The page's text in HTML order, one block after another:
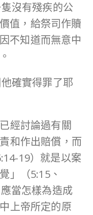
沒有殘疾的公
值，給祭司作贖
不知道而無意中
確實得罪了耶
經討論過有關
和作出賠償，而
19）就是以案
」（5:15、
當怎樣為造成
上帝所定的原